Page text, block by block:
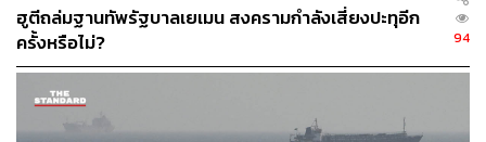
6. เรียกร้องให้กาตาร์ปิดตัวเครือข่ายของอัลจาซีรา และ
สถานีในเครือให้หมดทุกแห่ง
7. เรียกร้องให้กาตาร์ยุติการแทรกแซงการเมืองภายใน
ของประเทศอื่น และยกเลิกการมอบสิทธิความเป็นพลเมืองให้
กับประชาชนจากซาอุดีอาระเบีย สหรัฐอาหรับเอมิเรตส์
ฮูตีถล่มฐานทัพรัฐบาลเยเมน สงครามกำลังเสี่ยงปะทุอีก
ครั้งหรือไม่?
94